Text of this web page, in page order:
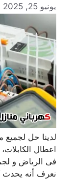
يونيو 25, 2025
لدينا حل
اعطال
فى الرياض و
نعرف أنه يحدث